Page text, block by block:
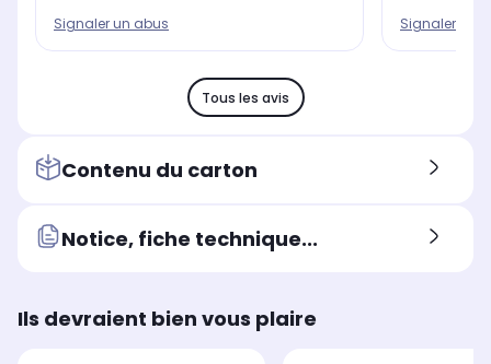
Signaler un abus Signaler un
Tous les avis
Contenu du carton
Notice, fiche technique...
Ils devraient bien vous plaire